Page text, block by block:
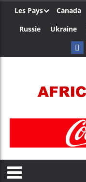
Les Pays Canada
Russie
Ukraine